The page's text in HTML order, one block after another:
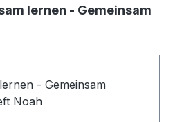
lernen - Gemeinsam